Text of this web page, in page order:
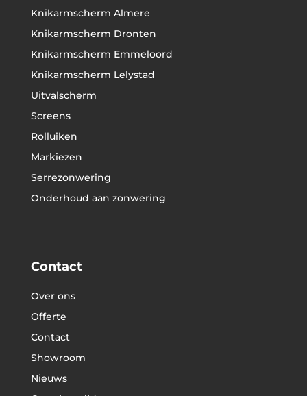
Knikarmscherm Almere
Knikarmscherm Dronten
Knikarmscherm Emmeloord
Knikarmscherm Lelystad
Uitvalscherm
Screens
Rolluiken
Markiezen
Serrezonwering
Onderhoud aan zonwering
Contact
Over ons
Offerte
Contact
Showroom
Nieuws